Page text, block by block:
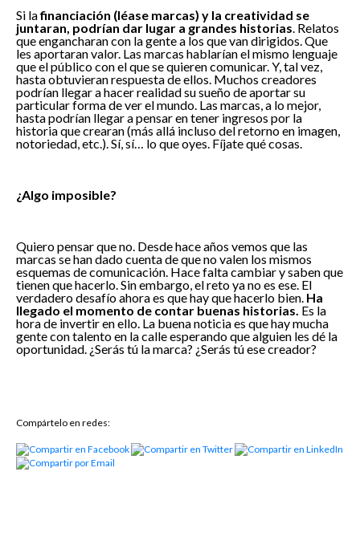
Si lafinanciación (léase marcas) y la creatividad se
juntaran, podrían dar lugar a grandes historias. Relatos
que engancharan con la gente a los que van dirigidos. Que
les aportaran valor. Las marcas hablarían el mismo lenguaje
que el público con el que se quieren comunicar. Y, tal vez,
hasta obtuvieran respuesta de ellos. Muchos creadores
podrían llegar a hacer realidad su sueño de aportar su
particular forma de ver el mundo. Las marcas, a lo mejor,
hasta podrían llegar a pensar en tener ingresos por la
historia que crearan (más allá incluso del retorno en imagen,
notoriedad, etc.). Sí, sí… lo que oyes. Fíjate qué cosas.
¿Algo imposible?
Quiero pensar que no. Desde hace años vemos que las
marcas se han dado cuenta de que no valen los mismos
esquemas de comunicación. Hace falta cambiar y saben que
tienen que hacerlo. Sin embargo, el reto ya no es ese. El
verdadero desafío ahora es que hay que hacerlo bien. Ha
llegado el momento de contar buenas historias. Es la
hora de invertir en ello. La buena noticia es que hay mucha
gente con talento en la calle esperando que alguien les dé la
oportunidad. ¿Serás tú la marca? ¿Serás tú ese creador?
Compártelo en redes:
He leído y acepto laCláusula de protección de Datosy
consiento el tratamiento de mis datos personales
privacidad
Responsable:Jorge Duarte Ruiz
Finalidad:Gestionar tu consulta a través de
Legitimación
terceros; no obstante, nuestros proveedores de
servicios logísticos e informáticos tendrán acceso
a tus datos con la finalidad mencionada.
Derechos:Acceso, rectificación, supresión,
oposición, limitación del tratamiento y
portabilidad.